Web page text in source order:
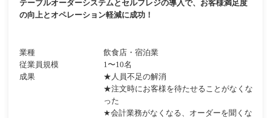
テーブルオーダーシステムとセルフレジの導入で、お客様満足度
の向上とオペレーション軽減に成功！
業種
飲食店・宿泊業
従業員規模
1〜10名
成果
★人員不足の解消
★注文時にお客様を待たせることがなくな
った
★会計業務がなくなる、オーダーを聞くな